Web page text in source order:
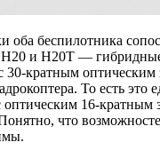
оба беспилотника
и H20T — гибридные
кратным
То есть
16-
что